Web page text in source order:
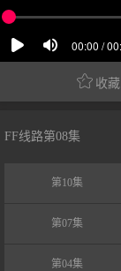
 收藏
FF线路第08集
第10集
第07集
第04集